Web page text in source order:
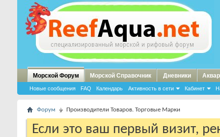
Морской Форум
Новые сообщения FAQ Календарь Активность в сети Кабинет
Морской Справочник Дневники
Форум Производители Товаров. Торговые Марки
Если это ваш первый визит,